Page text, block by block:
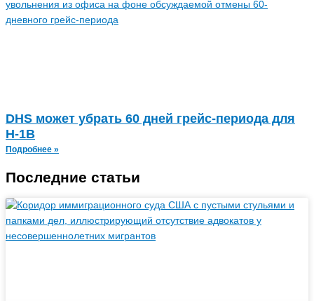
DHS может убрать 60 дней грейс-периода для
H‑1B
Подробнее »
Последние статьи